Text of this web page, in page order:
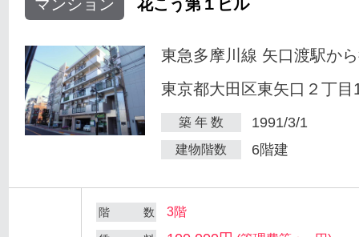
マンション 花こう第１ビル
東急多摩川線 矢口渡駅か
東京都大田区東矢口２丁目
築 年 数 1991/3/1
建物階数 6階建
階 数 3階